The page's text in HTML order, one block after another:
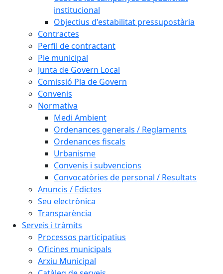
institucional
Objectius d'estabilitat pressupostària
Contractes
Perfil de contractant
Ple municipal
Junta de Govern Local
Comissió Pla de Govern
Convenis
Normativa
Medi Ambient
Ordenances generals / Reglaments
Ordenances fiscals
Urbanisme
Convenis i subvencions
Convocatòries de personal / Resultats
Anuncis / Edictes
Seu electrònica
Transparència
Serveis i tràmits
Processos participatius
Oficines municipals
Arxiu Municipal